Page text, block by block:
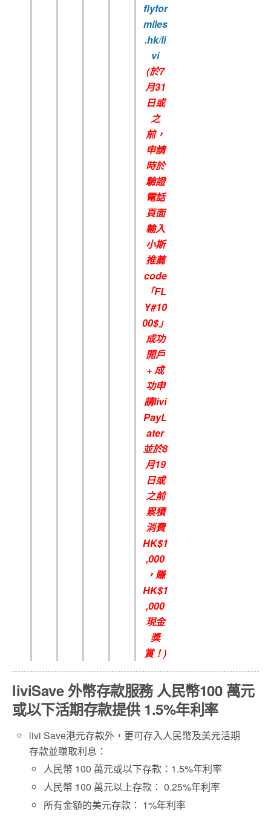
flyfor
miles
.hk/li
vi
(於7
月31
日或
之
前，
申請
時於
驗證
電話
頁面
輸入
小斯
推薦
code
「FL
Y#10
00$」
成功
開戶
+成
功申
請livi
PayL
ater
並於8
月19
日或
之前
累積
消費
HK$1
,000
，賺
HK$1
,000
現金
獎
賞！)
liviSave 外幣存款服務 人民幣100 萬元
或以下活期存款提供 1.5%年利率
livi Save港元存款外，更可存入人民幣及美元活期
存款並賺取利息：
人民幣 100 萬元或以下存款：1.5%年利率
人民幣 100 萬元以上存款： 0.25%年利率
所有金額的美元存款： 1%年利率